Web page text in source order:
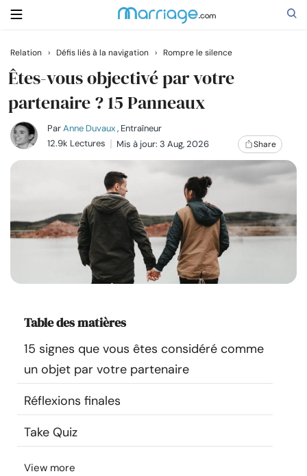
Rechercher
Se marier
Relations
Aide
Cours
Ressources
Communauté
Trouver un thérapeute
Langue
Relation › Défis liés à la navigation › Rompre le silence
Êtes-vous objectivé par votre
partenaire ? 15 Panneaux
ParAnne Duvaux, Entraîneur
12.9k Lectures
Mis à jour: 3 Aug, 2026 Share
Table des matières
15 signes que vous êtes considéré comme
un objet par votre partenaire
Réflexions finales
Take Quiz
View more